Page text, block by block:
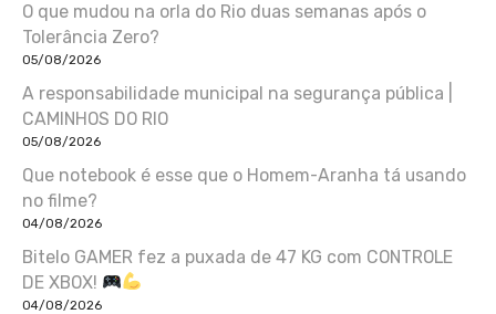
O que mudou na orla do Rio duas semanas após o
Tolerância Zero?
05/08/2026
A responsabilidade municipal na segurança pública |
CAMINHOS DO RIO
05/08/2026
Que notebook é esse que o Homem-Aranha tá usando
no filme?
04/08/2026
Bitelo GAMER fez a puxada de 47 KG com CONTROLE
DE XBOX!
04/08/2026